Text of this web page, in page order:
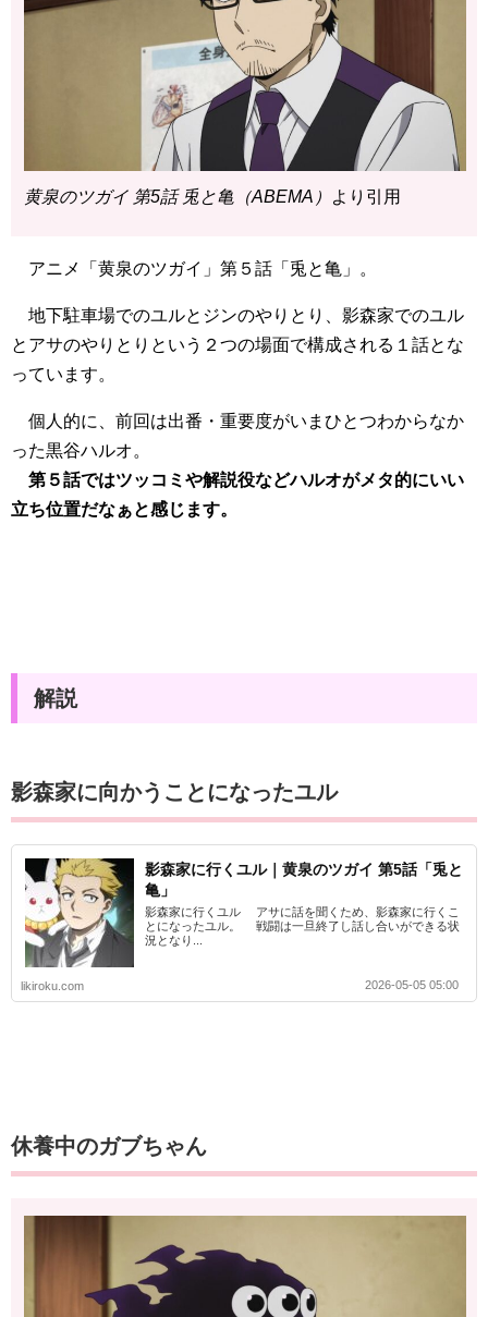
黄泉のツガイ 第5話 兎と亀（ABEMA） より引用
アニメ「黄泉のツガイ」第５話「兎と亀」。
地下駐車場でのユルとジンのやりとり、影森家でのユル
とアサのやりとりという２つの場面で構成される１話とな
っています。
個人的に、前回は出番・重要度がいまひとつわからなか
った黒谷ハルオ。
第５話ではツッコミや解説役などハルオがメタ的にいい
立ち位置だなぁと感じます。
解説
影森家に向かうことになったユル
影森家に行くユル｜黄泉のツガイ 第5話「兎と
亀」
影森家に行くユル アサに話を聞くため、影森家に行くこ
とになったユル。 戦闘は一旦終了し話し合いができる状
況となり...
likiroku.com 2026-05-05 05:00
休養中のガブちゃん